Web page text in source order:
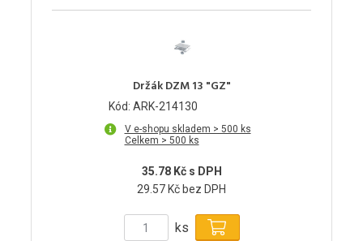
Držák DZM 13 "GZ"
Kód: ARK-214130
V e-shopu skladem > 500 ks
Celkem > 500 ks
35.78 Kč s DPH
29.57 Kč bez DPH
ks